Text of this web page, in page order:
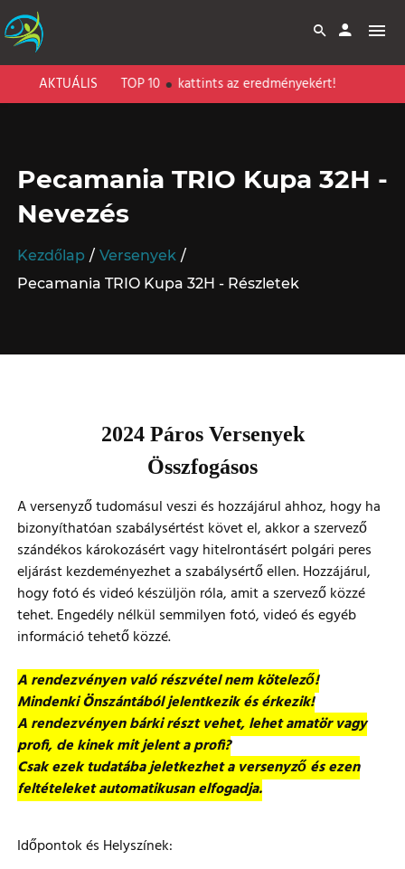
AKTUÁLIS
TOP 10 kattints az eredményekért!
Pecamania TRIO Kupa 32H -
Nevezés
Kezdőlap
Versenyek
Pecamania TRIO Kupa 32H - Részletek
2024 Páros Versenyek
Összfogásos
A versenyző tudomásul veszi és hozzájárul ahhoz, hogy ha
bizonyíthatóan szabálysértést követ el, akkor a szervező
szándékos károkozásért vagy hitelrontásért polgári peres
eljárást kezdeményezhet a szabálysértő ellen. Hozzájárul,
hogy fotó és videó készüljön róla, amit a szervező közzé
tehet. Engedély nélkül semmilyen fotó, videó és egyéb
információ tehető közzé.
A rendezvényen való részvétel nem kötelező!
Mindenki Önszántából jelentkezik és érkezik!
A rendezvényen bárki részt vehet, lehet amatör vagy
profi, de kinek mit jelent a profi?
Csak ezek tudatába jeletkezhet a versenyző és ezen
feltételeket automatikusan elfogadja.
Időpontok és Helyszínek: